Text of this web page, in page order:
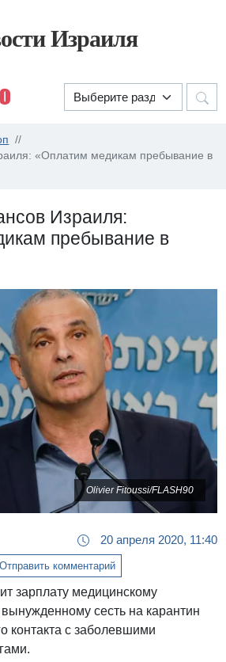
Израиля
«Оплатим медикам пребывание в
Израиля:
пребывание в
Olivier Fitoussi/FLASH90
20 апреля 2020, 11:40
комментарий
зарплату медицинскому
сесть на карантин
контакта с заболевшими